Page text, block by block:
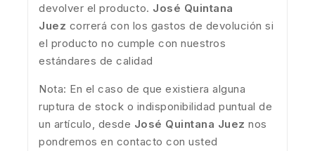
devolver el producto. José Quintana
Juez correrá con los gastos de devolución si
el producto no cumple con nuestros
estándares de calidad
Nota: En el caso de que existiera alguna
ruptura de stock o indisponibilidad puntual de
un artículo, desde José Quintana Juez nos
pondremos en contacto con usted